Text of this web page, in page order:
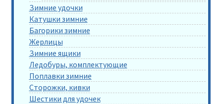
Зимние удочки
Катушки зимние
Багорики зимние
Жерлицы
Зимние ящики
Ледобуры, комплектующие
Поплавки зимние
Сторожки, кивки
Шестики для удочек